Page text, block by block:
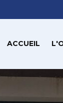
ACCUEIL